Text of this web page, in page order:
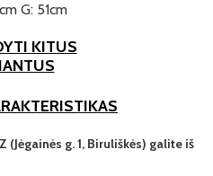
G: 51cm
KITUS
(Jėgainės g. 1, Biruliškės) galite iš